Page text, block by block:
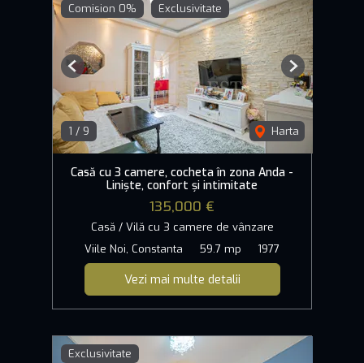
Comision 0% Exclusivitate
1 / 9 Harta
Previous Next
Casă cu 3 camere, cocheta în zona Anda -
Liniște, confort și intimitate
135,000 €
Casă / Vilă cu 3 camere de vânzare
Viile Noi, Constanta
59.7 mp 1977
Vezi mai multe detalii
Exclusivitate